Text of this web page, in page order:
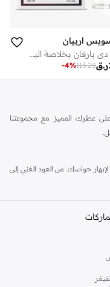
اربيان
عطر أو دي بارفان بخلاصة البرغموت والباتشولي سعة 100 مل
ر.ق113.28
-4%
عطرك المميز مع مجموعتنا
حواسك. من العود الغني إلى
لدينا. توفر هذه العطور المركزة
رائحة منعشة وخفيفة. استمتع